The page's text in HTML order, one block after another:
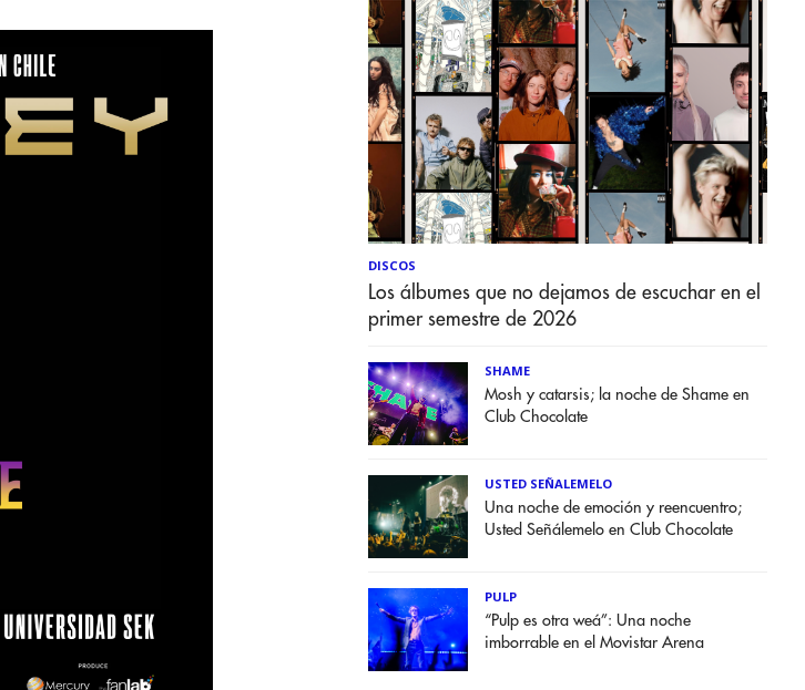
DISCOS
Los álbumes que no dejamos de escuchar en el
primer semestre de 2026
SHAME
Mosh y catarsis; la noche de Shame en
Club Chocolate
USTED SEÑALEMELO
Una noche de emoción y reencuentro;
Usted Señálemelo en Club Chocolate
PULP
“Pulp es otra weá”: Una noche
imborrable en el Movistar Arena